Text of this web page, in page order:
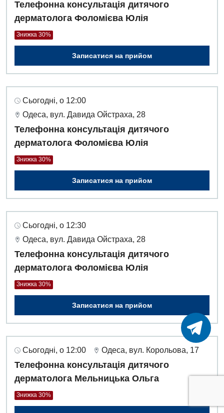
Телефонна консультація дитячого
дерматолога Фоломієва Юлія
Знижка 30%
Записатися на прийом
Сьогодні, о 12:00
Одеса, вул. Давида Ойстраха, 28
Телефонна консультація дитячого
дерматолога Фоломієва Юлія
Знижка 30%
Записатися на прийом
Сьогодні, о 12:30
Одеса, вул. Давида Ойстраха, 28
Телефонна консультація дитячого
дерматолога Фоломієва Юлія
Знижка 30%
Записатися на прийом
Сьогодні, о 12:00 Одеса, вул. Корольова, 17
Телефонна консультація дитячого
дерматолога Мельницька Ольга
Знижка 30%